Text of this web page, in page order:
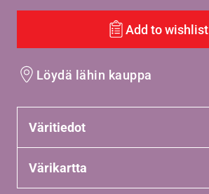
Add to wishlist
Löydä lähin kauppa
Väritiedot
Värikartta